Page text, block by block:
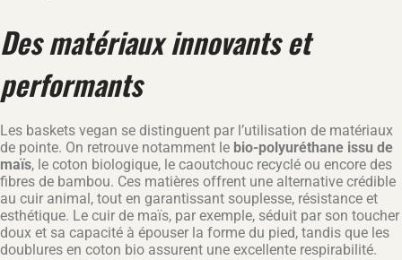
Des matériaux innovants et
performants
Les baskets vegan se distinguent par l’utilisation de matériaux
de pointe. On retrouve notamment le bio-polyuréthane issu de
maïs, le coton biologique, le caoutchouc recyclé ou encore des
fibres de bambou. Ces matières offrent une alternative crédible
au cuir animal, tout en garantissant souplesse, résistance et
esthétique. Le cuir de maïs, par exemple, séduit par son toucher
doux et sa capacité à épouser la forme du pied, tandis que les
doublures en coton bio assurent une excellente respirabilité.